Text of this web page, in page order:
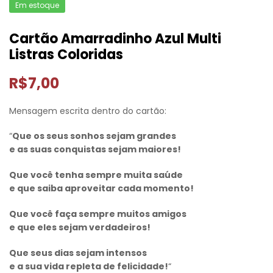
Em estoque
Cartão Amarradinho Azul Multi
Listras Coloridas
R$7,00
Mensagem escrita dentro do cartão:
“Que os seus sonhos sejam grandes
e as suas conquistas sejam maiores!
Que você tenha sempre muita saúde
e que saiba aproveitar cada momento!
Que você faça sempre muitos amigos
e que eles sejam verdadeiros!
Que seus dias sejam intensos
e a sua vida repleta de felicidade!“